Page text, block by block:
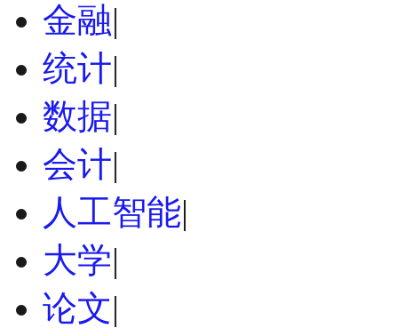
金融|
统计|
数据|
会计|
人工智能|
大学|
论文|